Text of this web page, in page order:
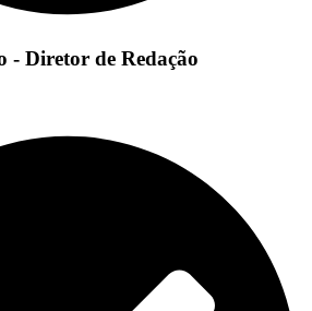
- Diretor de Redação